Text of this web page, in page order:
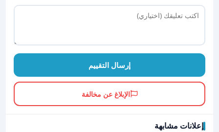
إرسال التقييم
الإبلاغ عن مخالفة
إعلانات مشابهة